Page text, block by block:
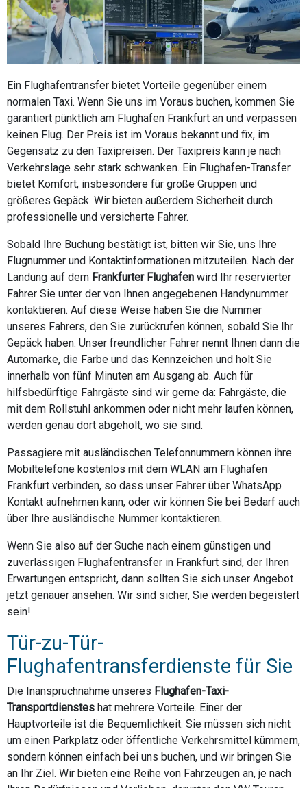
Ein Flughafentransfer bietet Vorteile gegenüber einem
normalen Taxi. Wenn Sie uns im Voraus buchen, kommen Sie
garantiert pünktlich am Flughafen Frankfurt an und verpassen
keinen Flug. Der Preis ist im Voraus bekannt und fix, im
Gegensatz zu den Taxipreisen. Der Taxipreis kann je nach
Verkehrslage sehr stark schwanken. Ein Flughafen-Transfer
bietet Komfort, insbesondere für große Gruppen und
größeres Gepäck. Wir bieten außerdem Sicherheit durch
professionelle und versicherte Fahrer.
Sobald Ihre Buchung bestätigt ist, bitten wir Sie, uns Ihre
Flugnummer und Kontaktinformationen mitzuteilen. Nach der
Landung auf dem Frankfurter Flughafen wird Ihr reservierter
Fahrer Sie unter der von Ihnen angegebenen Handynummer
kontaktieren. Auf diese Weise haben Sie die Nummer
unseres Fahrers, den Sie zurückrufen können, sobald Sie Ihr
Gepäck haben. Unser freundlicher Fahrer nennt Ihnen dann die
Automarke, die Farbe und das Kennzeichen und holt Sie
innerhalb von fünf Minuten am Ausgang ab. Auch für
hilfsbedürftige Fahrgäste sind wir gerne da: Fahrgäste, die
mit dem Rollstuhl ankommen oder nicht mehr laufen können,
werden genau dort abgeholt, wo sie sind.
Passagiere mit ausländischen Telefonnummern können ihre
Mobiltelefone kostenlos mit dem WLAN am Flughafen
Frankfurt verbinden, so dass unser Fahrer über WhatsApp
Kontakt aufnehmen kann, oder wir können Sie bei Bedarf auch
über Ihre ausländische Nummer kontaktieren.
Wenn Sie also auf der Suche nach einem günstigen und
zuverlässigen Flughafentransfer in Frankfurt sind, der Ihren
Erwartungen entspricht, dann sollten Sie sich unser Angebot
jetzt genauer ansehen. Wir sind sicher, Sie werden begeistert
sein!
Tür-zu-Tür-
Flughafentransferdienste für Sie
Die Inanspruchnahme unseres Flughafen-Taxi-
Transportdienstes hat mehrere Vorteile. Einer der
Hauptvorteile ist die Bequemlichkeit. Sie müssen sich nicht
um einen Parkplatz oder öffentliche Verkehrsmittel kümmern,
sondern können einfach bei uns buchen, und wir bringen Sie
an Ihr Ziel. Wir bieten eine Reihe von Fahrzeugen an, je nach